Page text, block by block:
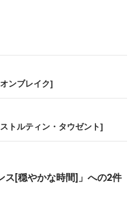
ンブレイク]
トルティン・タウゼント]
ス[穏やかな時間]」への2件